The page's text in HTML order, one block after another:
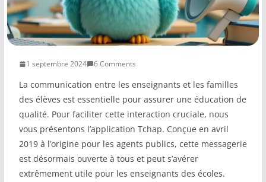
Lectures de livres
Mouvement
COMMUNAUTÉ
Groupes
Forum
Réseaux sociaux
Petites annonces
1 septembre 2024 6 Comments
La communication entre les enseignants et les familles
des élèves est essentielle pour assurer une éducation de
qualité. Pour faciliter cette interaction cruciale, nous
vous présentons l’application Tchap. Conçue en avril
2019 à l’origine pour les agents publics, cette messagerie
est désormais ouverte à tous et peut s’avérer
extrêmement utile pour les enseignants des écoles.